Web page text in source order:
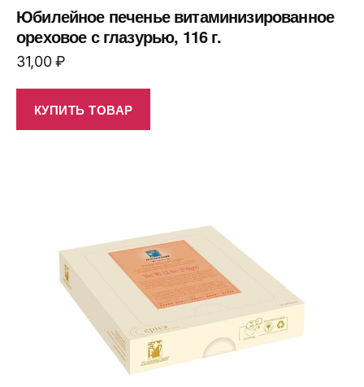
Юбилейное печенье витаминизированное
ореховое с глазурью, 116 г.
31,00₽
КУПИТЬ ТОВАР